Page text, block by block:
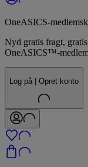
OneASICS-
Nyd gratis fragt,
OneASICS™-
Log på | Opret konto